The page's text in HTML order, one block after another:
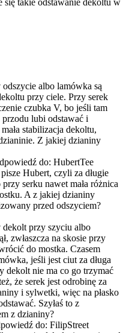
się takie odstawanie dekoltu w
albo lamówka są
przy ciele. Przy serek
czubka V, bo jeśli tam
przodu lubi odstawać i
stabilizacja dekoltu,
Z jakiej dzianiny
do: HubertTee
Hubert, czyli za długie
serku nawet mała różnica
A z jakiej dzianiny
przed odszyciem?
dekolt przy szyciu albo
zwłaszcza na skosie przy
do mostka. Czasem
jeśli jest ciut za długa
dekolt nie ma co go trzymać
że serek jest odrobinę za
i sylwetki, więc na płasko
Szyłaś to z
z dzianiny?
do: FilipStreet